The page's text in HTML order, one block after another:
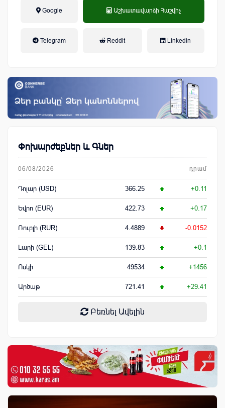
Google Աշխատավարձի Հաշվիչ
Telegram Reddit Linkedin
Փոխարժեքներ և Գներ
06/08/2026 դրամ
Դոլար (USD) 366.25 +0.11
Եվրո (EUR) 422.73 +0.17
Ռուբլի (RUR) 4.4889 -0.0152
Լարի (GEL) 139.83 +0.1
Ոսկի 49534 +1456
Արծաթ 721.41 +29.41
Բեռնել Ավելին